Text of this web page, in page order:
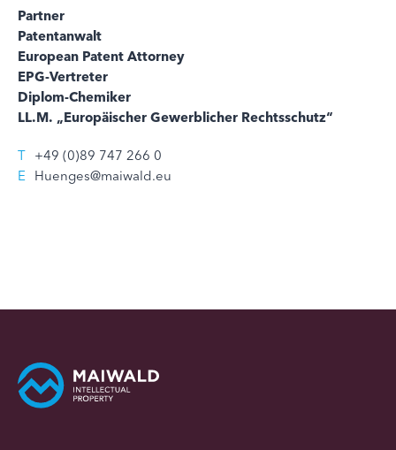
Partner
Patentanwalt
European Patent Attorney
EPG-Vertreter
Diplom-Chemiker
LL.M. „Europäischer Gewerblicher Rechtsschutz“
T +49 (0)89 747 266 0
E Huenges@maiwald.eu